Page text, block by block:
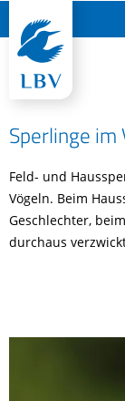
Sperlinge im
Feld- und
Vögeln. Beim
Geschlechter,
durchaus